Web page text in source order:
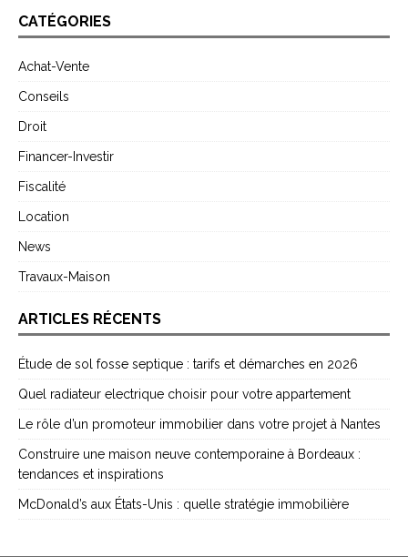
CATÉGORIES
Achat-Vente
Conseils
Droit
Financer-Investir
Fiscalité
Location
News
Travaux-Maison
ARTICLES RÉCENTS
Étude de sol fosse septique : tarifs et démarches en 2026
Quel radiateur electrique choisir pour votre appartement
Le rôle d’un promoteur immobilier dans votre projet à Nantes
Construire une maison neuve contemporaine à Bordeaux :
tendances et inspirations
McDonald’s aux États-Unis : quelle stratégie immobilière